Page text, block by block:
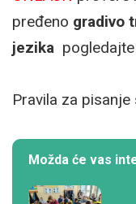
pređeno gradivo
jezika
Pravila za
Možda će vas